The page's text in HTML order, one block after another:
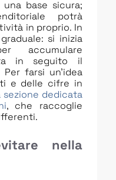
una base sicura;
potrà
in proprio. In
si inizia
accumulare
in seguito il
Per farsi un’idea
e delle cifre in
sezione dedicata
, che raccoglie
nella